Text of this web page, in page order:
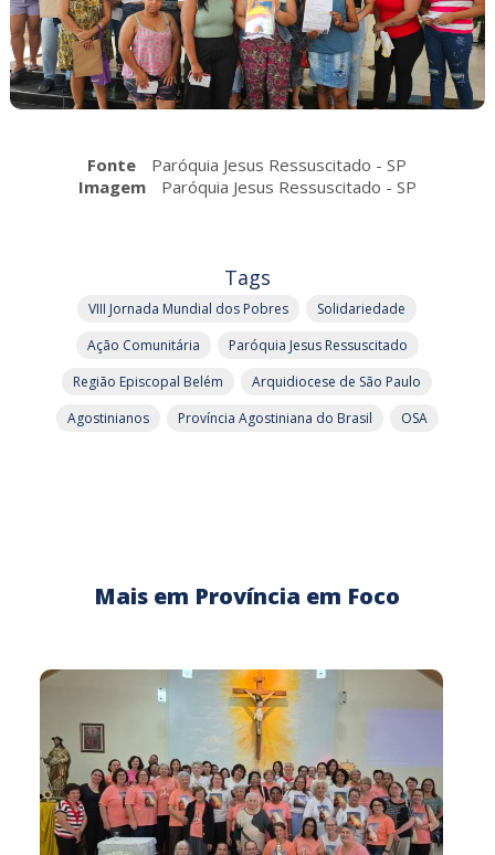
Fonte
Paróquia Jesus Ressuscitado - SP
Imagem
Paróquia Jesus Ressuscitado - SP
Tags
VIII Jornada Mundial dos Pobres
Solidariedade
Ação Comunitária
Paróquia Jesus Ressuscitado
Região Episcopal Belém
Arquidiocese de São Paulo
Agostinianos
Província Agostiniana do Brasil OSA
Mais em Província em Foco